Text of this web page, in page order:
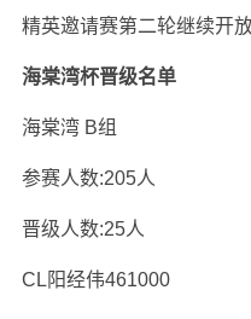
精英邀请赛第二轮继续开
海棠湾杯晋级名单
海棠湾 B组
参赛人数:205人
晋级人数:25人
CL阳经伟461000